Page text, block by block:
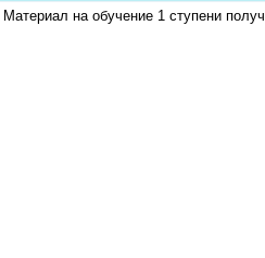
Материал на обучение 1 ступени